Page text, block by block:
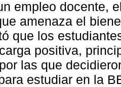
empleo docente,
amenaza el
que los
positiva,
las que
estudiar en la